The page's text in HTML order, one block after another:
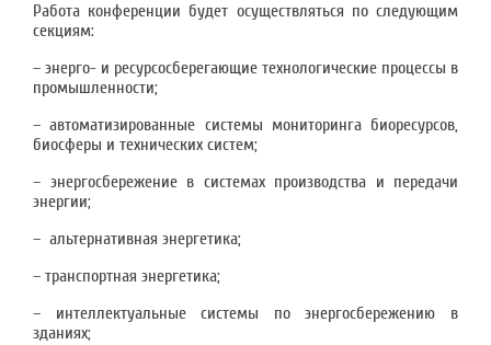
Работа конференции будет осуществляться по следующим
секциям:
– энерго- и ресурсосберегающие технологические процессы в
промышленности;
– автоматизированные системы мониторинга биоресурсов,
биосферы и технических систем;
– энергосбережение в системах производства и передачи
энергии;
– альтернативная энергетика;
– транспортная энергетика;
– интеллектуальные системы по энергосбережению в
зданиях;